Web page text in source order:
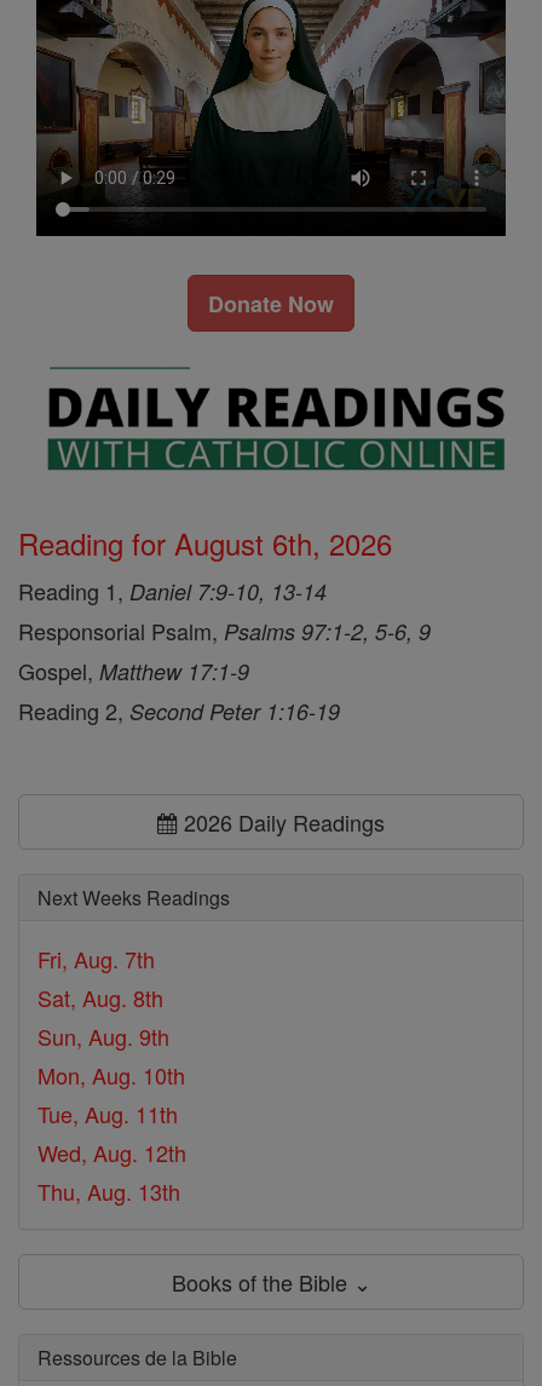
Donate Now
Reading for August 6th, 2026
Reading 1, Daniel 7:9-10, 13-14
Responsorial Psalm, Psalms 97:1-2, 5-6, 9
Gospel, Matthew 17:1-9
Reading 2, Second Peter 1:16-19
2026 Daily Readings
Next Weeks Readings
Fri, Aug. 7th
Sat, Aug. 8th
Sun, Aug. 9th
Mon, Aug. 10th
Tue, Aug. 11th
Wed, Aug. 12th
Thu, Aug. 13th
Books of the Bible ⌄
Ressources de la Bible